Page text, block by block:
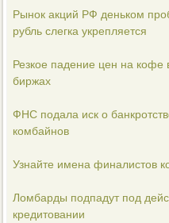
Рынок акций РФ деньком
рубль слегка укрепляется
Резкое падение цен на
биржах
ФНС подала иск о
комбайнов
Узнайте имена финалистов
Ломбарды подпадут под
кредитовании